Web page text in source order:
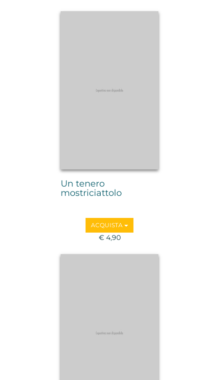
Un tenero
mostriciattolo
ACQUISTA
€ 4,90